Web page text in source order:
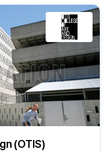
(OTIS)